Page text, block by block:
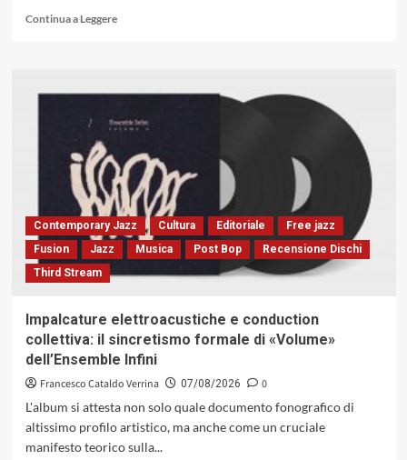
Continua a LeggereLeggi
parola
jazz:
Fabioeledistanze
con
«Illune»
(Dodicilune,
2026)
Contemporary Jazz Cultura Editoriale
Free jazz
Fusion
Jazz Musica Post Bop
Recensione Dischi
Third Stream
Impalcature elettroacustiche e conduction
collettiva: il sincretismo formale di «Volume»
dell’Ensemble Infini
Francesco Cataldo Verrina 07/08/2026
0
L'album si attesta non solo quale documento fonografico di
altissimo profilo artistico, ma anche come un cruciale
manifesto teorico sulla...